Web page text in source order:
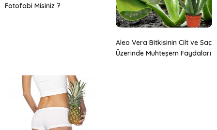
Fotofobi Misiniz ?
Aleo Vera Bitkisinin Cilt ve Saç
Üzerinde Muhteşem Faydaları